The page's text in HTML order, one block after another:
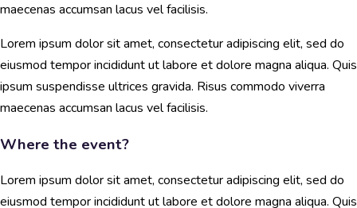
maecenas accumsan lacus vel facilisis.
Lorem ipsum dolor sit amet, consectetur adipiscing elit, sed do
eiusmod tempor incididunt ut labore et dolore magna aliqua. Quis
ipsum suspendisse ultrices gravida. Risus commodo viverra
maecenas accumsan lacus vel facilisis.
Where the event?
Lorem ipsum dolor sit amet, consectetur adipiscing elit, sed do
eiusmod tempor incididunt ut labore et dolore magna aliqua. Quis